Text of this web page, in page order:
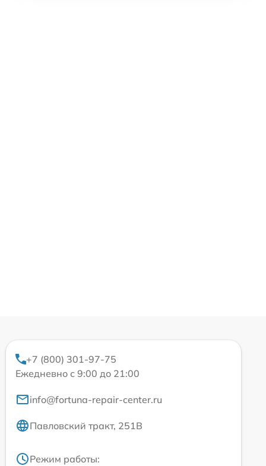
+7 (800) 301-97-75
Ежедневно с 9:00 до 21:00
info@fortuna-repair-center.ru
Павловский тракт, 251В
Режим работы: